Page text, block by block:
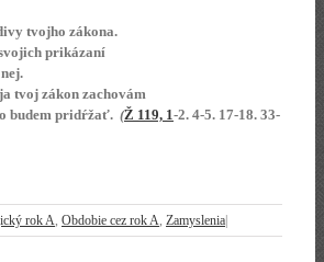
tvojho zákona.
prikázaní
tvoj zákon zachovám
budem pridŕžať. (Ž 119, 1-2. 4-5. 17-18. 33-
rok A, Obdobie cez rok A, Zamyslenia